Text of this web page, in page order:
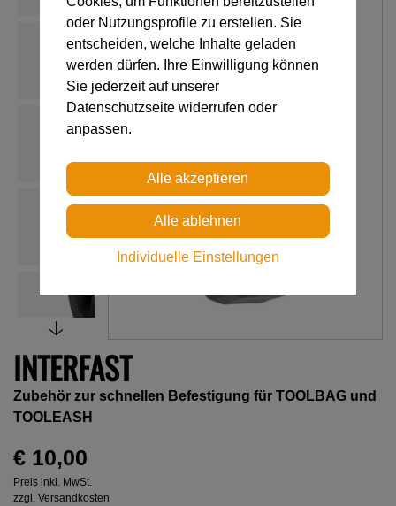
INTERFAST
Zubehör zur schnellen Befestigung für TOOLBAG und
TOOLEASH
€ 10,00
Preis inkl. MwSt.
zzgl. Versandkosten
oder Nutzungsprofile zu erstellen. Sie
entscheiden, welche Inhalte geladen
werden dürfen. Ihre Einwilligung können
Sie jederzeit auf unserer
Datenschutzseite widerrufen oder
anpassen.
Individuelle Einstellungen